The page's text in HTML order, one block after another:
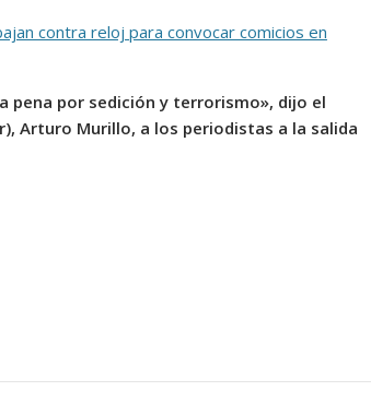
contra reloj para convocar comicios en
pena por sedición y terrorismo», dijo el
Arturo Murillo, a los periodistas a la salida